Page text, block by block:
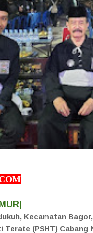
Kecamatan
Terate (PSHT) Cabang